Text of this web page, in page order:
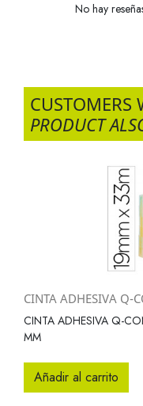
No hay
CUSTOMERS
PRODUCT
CINTA ADHESIVA Q-
CINTA ADHESIVA Q-
MM
Añadir al carrito